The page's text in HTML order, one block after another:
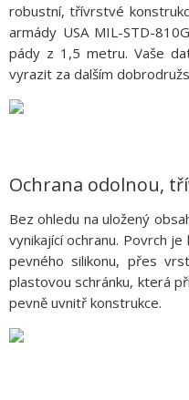
robustní, třívrstvé
armády USA MIL-STD-
pády z 1,5 metru. Vaše
vyrazit za dalším
Ochrana odolnou,
Bez ohledu na uložený
vynikající ochranu. Povrch
pevného silikonu, přes
plastovou schránku, která
pevně uvnitř konstrukce.